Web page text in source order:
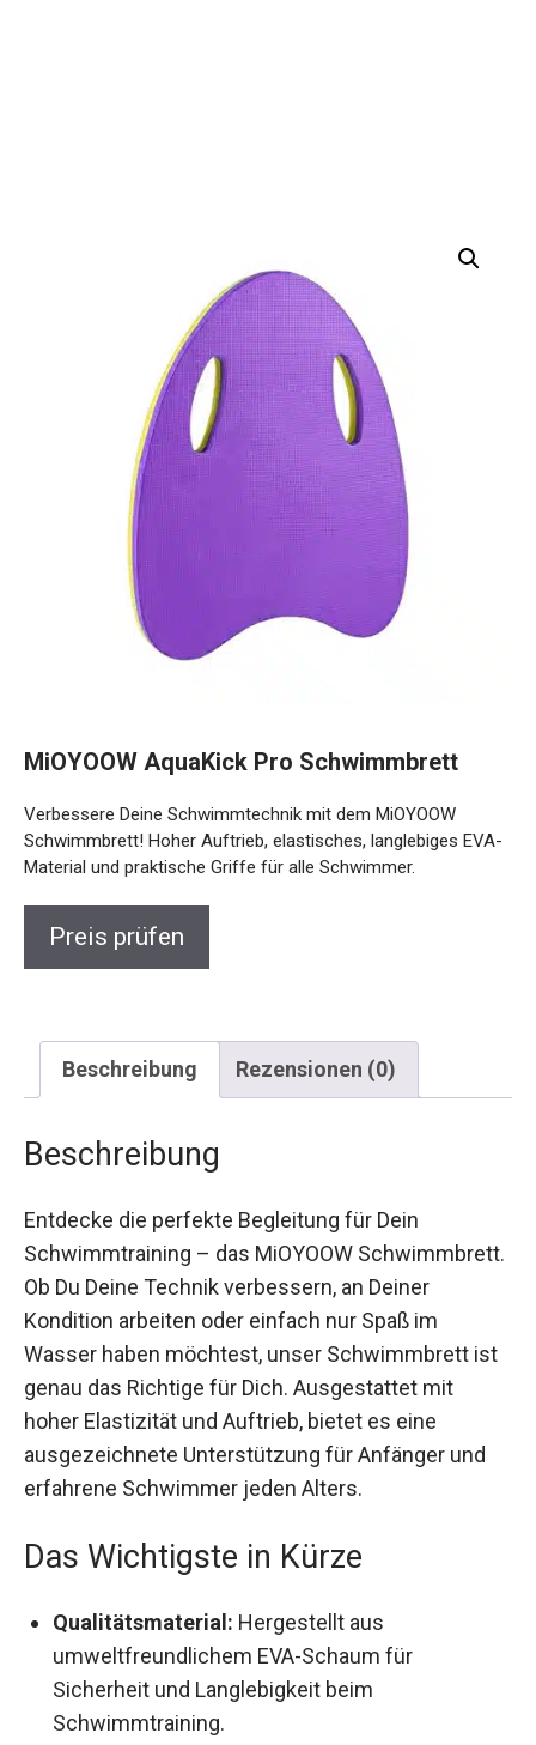
Schwimmbrett! Hoher Auftrieb, elastisches, langlebiges
EVA-Material und praktische Griffe für alle Schwimmer.
Beschreibung Rezensionen (0)
Beschreibung
Schwimmtraining – das MiOYOOW
Schwimmbrett. Ob Du Deine Technik verbessern,
an Deiner Kondition arbeiten oder einfach nur
Spaß im Wasser haben möchtest, unser
Schwimmbrett ist genau das Richtige für Dich.
Ausgestattet mit hoher Elastizität und Auftrieb,
bietet es eine ausgezeichnete Unterstützung für
Anfänger und erfahrene Schwimmer jeden
Alters.
Das Wichtigste in Kürze
Qualitätsmaterial: Hergestellt aus
umweltfreundlichem EVA-Schaum für
Sicherheit und Langlebigkeit beim
Schwimmtraining.